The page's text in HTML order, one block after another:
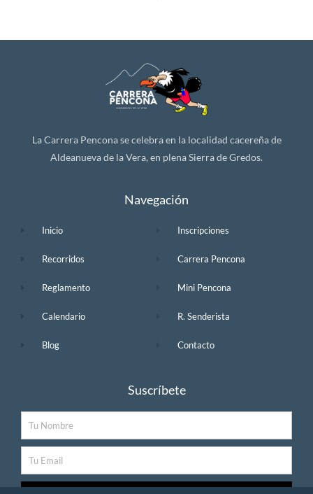
La Carrera Pencona se celebra en la localidad cacereña de
Aldeanueva de la Vera, en plena Sierra de Gredos.
Navegación
Inicio
Recorridos
Reglamento
Calendario
Blog
Inscripciones
Carrera Pencona
Mini Pencona
R. Senderista
Contacto
Suscríbete
Nombre
Email